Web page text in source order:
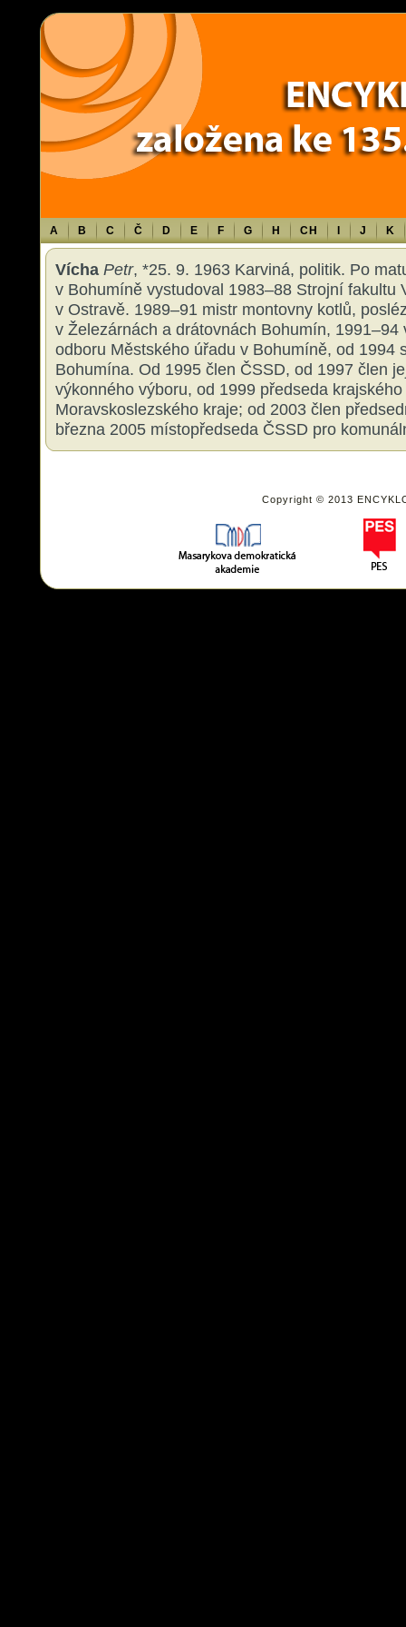
Warning: Use of undefined constant TXT - assumed 'TXT' (this will throw
content/themes/sablona/functions.php
A B C Č D E F G H CH J K
Vícha Petr, *25. 9. 1963 Karviná, politik. Po
v Bohumíně vystudoval 1983–88 Strojní fakultu
v Ostravě. 1989–91 mistr montovny kotlů,
v Železárnách a drátovnách Bohumín,
odboru Městského úřadu v Bohumíně, od 1994
Bohumína. Od 1995 člen ČSSD, od 1997 člen
výkonného výboru, od 1999 předseda
Moravskoslezského kraje; od 2003 člen
března 2005 místopředseda ČSSD pro
Copyright © 2013